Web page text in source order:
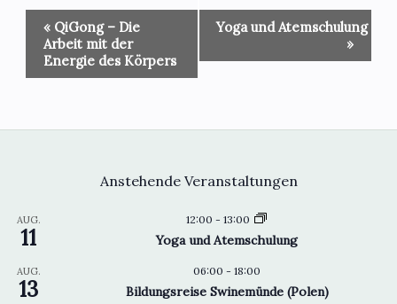
Veranstaltung-
Navigation
«QiGong – Die
Arbeit mit der
Energie des Körpers
Yoga und Atemschulung
»
Anstehende Veranstaltungen
AUG.
11
12:00 - 13:00
Yoga und Atemschulung
AUG.
13
06:00 - 18:00
Bildungsreise Swinemünde (Polen)